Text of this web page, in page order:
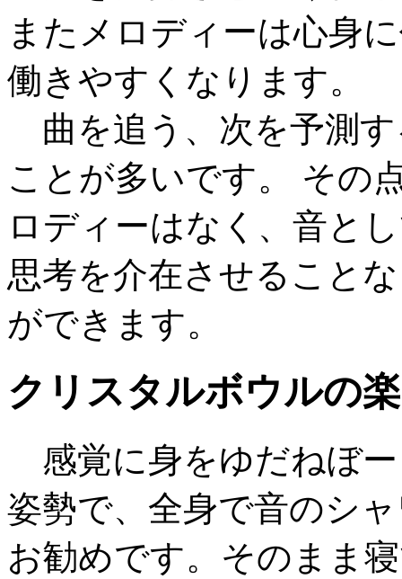
またメロディーは心身
働きやすくなります。
曲を追う、次を予測
ことが多いです。 その
ロディーはなく、音と
思考を介在させること
ができます。
クリスタルボウルの
感覚に身をゆだねぼ
姿勢で、全身で音のシ
お勧めです。そのまま